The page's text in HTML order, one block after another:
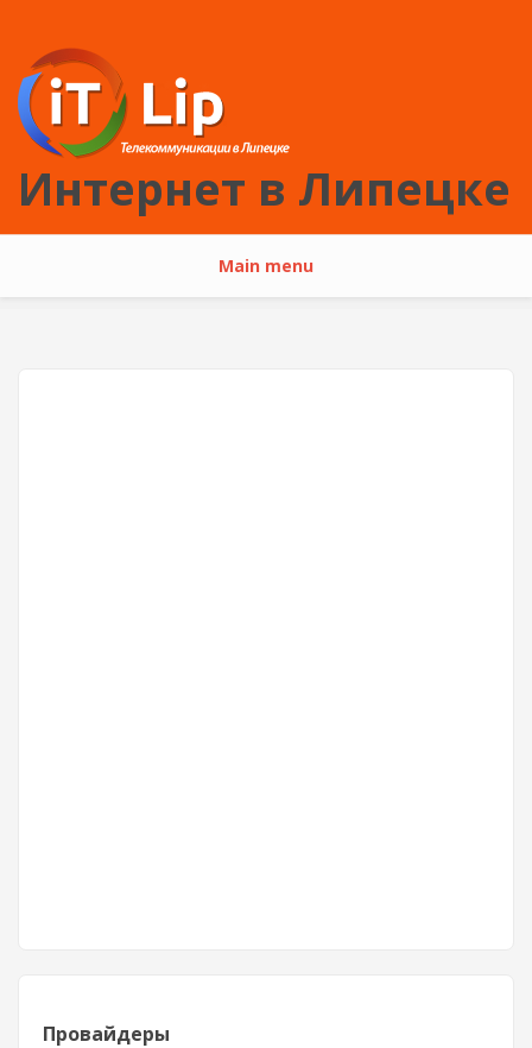
Интернет в Липецке
Main menu
Провайдеры